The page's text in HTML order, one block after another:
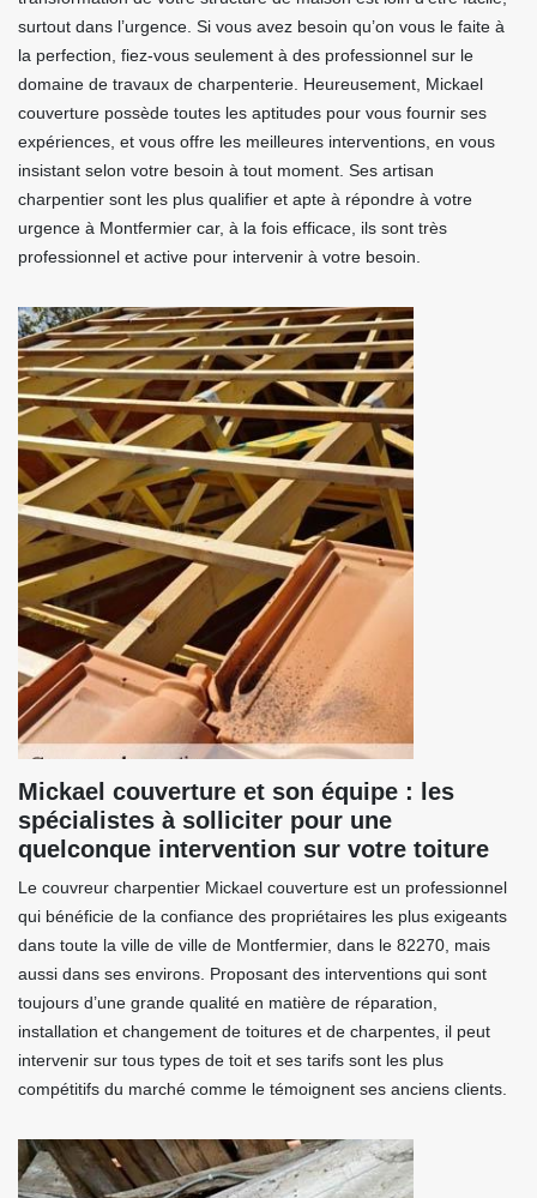
surtout dans l’urgence. Si vous avez besoin qu’on vous le faite à
la perfection, fiez-vous seulement à des professionnel sur le
domaine de travaux de charpenterie. Heureusement, Mickael
couverture possède toutes les aptitudes pour vous fournir ses
expériences, et vous offre les meilleures interventions, en vous
insistant selon votre besoin à tout moment. Ses artisan
charpentier sont les plus qualifier et apte à répondre à votre
urgence à Montfermier car, à la fois efficace, ils sont très
professionnel et active pour intervenir à votre besoin.
Mickael couverture et son équipe : les
spécialistes à solliciter pour une
quelconque intervention sur votre toiture
Le couvreur charpentier Mickael couverture est un professionnel
qui bénéficie de la confiance des propriétaires les plus exigeants
dans toute la ville de ville de Montfermier, dans le 82270, mais
aussi dans ses environs. Proposant des interventions qui sont
toujours d’une grande qualité en matière de réparation,
installation et changement de toitures et de charpentes, il peut
intervenir sur tous types de toit et ses tarifs sont les plus
compétitifs du marché comme le témoignent ses anciens clients.